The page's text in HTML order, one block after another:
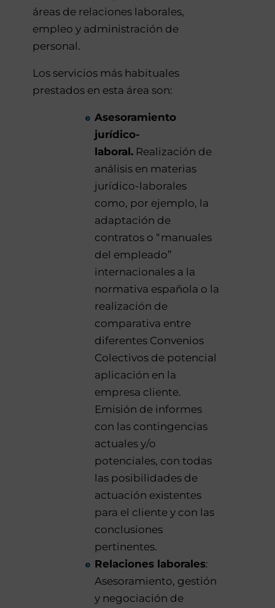
áreas de relaciones laborales,
empleo y administración de
personal.
Los servicios más habituales
prestados en esta área son:
Asesoramiento
jurídico-
laboral. Realización de
análisis en materias
jurídico-laborales
como, por ejemplo, la
adaptación de
contratos o “manuales
del empleado”
internacionales a la
normativa española o la
realización de
comparativa entre
diferentes Convenios
Colectivos de potencial
aplicación en la
empresa cliente.
Emisión de informes
con las contingencias
actuales y/o
potenciales, con todas
las posibilidades de
actuación existentes
para el cliente y con las
conclusiones
pertinentes.
Relaciones laborales:
Asesoramiento, gestión
y negociación de